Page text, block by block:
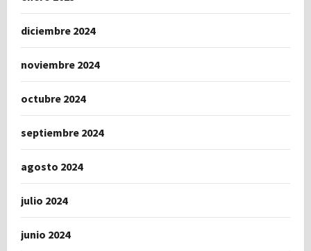
diciembre 2024
noviembre 2024
octubre 2024
septiembre 2024
agosto 2024
julio 2024
junio 2024